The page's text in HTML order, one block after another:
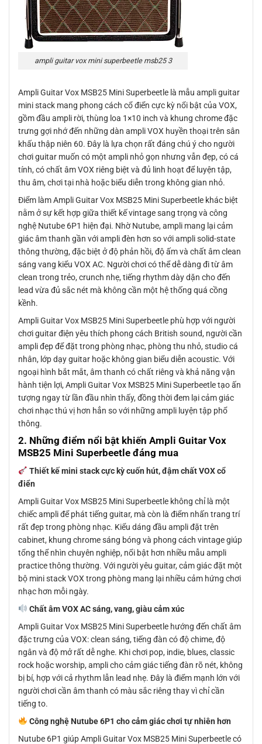
ampli guitar vox mini superbeetle msb25 3
Ampli Guitar Vox MSB25 Mini Superbeetle là mẫu ampli guitar
mini stack mang phong cách cổ điển cực kỳ nổi bật của VOX,
gồm đầu ampli rời, thùng loa 1×10 inch và khung chrome đặc
trưng gợi nhớ đến những dàn ampli VOX huyền thoại trên sân
khấu thập niên 60. Đây là lựa chọn rất đáng chú ý cho người
chơi guitar muốn có một ampli nhỏ gọn nhưng vẫn đẹp, có cá
tính, có chất âm VOX riêng biệt và đủ linh hoạt để luyện tập,
thu âm, chơi tại nhà hoặc biểu diễn trong không gian nhỏ.
Điểm làm Ampli Guitar Vox MSB25 Mini Superbeetle khác biệt
nằm ở sự kết hợp giữa thiết kế vintage sang trọng và công
nghệ Nutube 6P1 hiện đại. Nhờ Nutube, ampli mang lại cảm
giác âm thanh gần với ampli đèn hơn so với ampli solid-state
thông thường, đặc biệt ở độ phản hồi, độ ấm và chất âm clean
sáng vang kiểu VOX AC. Người chơi có thể dễ dàng đi từ âm
clean trong trẻo, crunch nhẹ, tiếng rhythm dày dặn cho đến
lead vừa đủ sắc nét mà không cần một hệ thống quá cồng
kềnh.
Ampli Guitar Vox MSB25 Mini Superbeetle phù hợp với người
chơi guitar điện yêu thích phong cách British sound, người cần
ampli đẹp để đặt trong phòng nhạc, phòng thu nhỏ, studio cá
nhân, lớp dạy guitar hoặc không gian biểu diễn acoustic. Với
ngoại hình bắt mắt, âm thanh có chất riêng và khả năng vận
hành tiện lợi, Ampli Guitar Vox MSB25 Mini Superbeetle tạo ấn
tượng ngay từ lần đầu nhìn thấy, đồng thời đem lại cảm giác
chơi nhạc thú vị hơn hẳn so với những ampli luyện tập phổ
thông.
2. Những điểm nổi bật khiến Ampli Guitar Vox
MSB25 Mini Superbeetle đáng mua
Thiết kế mini stack cực kỳ cuốn hút, đậm chất VOX cổ
điển
Ampli Guitar Vox MSB25 Mini Superbeetle không chỉ là một
chiếc ampli để phát tiếng guitar, mà còn là điểm nhấn trang trí
rất đẹp trong phòng nhạc. Kiểu dáng đầu ampli đặt trên
cabinet, khung chrome sáng bóng và phong cách vintage giúp
tổng thể nhìn chuyên nghiệp, nổi bật hơn nhiều mẫu ampli
practice thông thường. Với người yêu guitar, cảm giác đặt một
bộ mini stack VOX trong phòng mang lại nhiều cảm hứng chơi
nhạc hơn mỗi ngày.
Chất âm VOX AC sáng, vang, giàu cảm xúc
Ampli Guitar Vox MSB25 Mini Superbeetle hướng đến chất âm
đặc trưng của VOX: clean sáng, tiếng đàn có độ chime, độ
ngân và độ mở rất dễ nghe. Khi chơi pop, indie, blues, classic
rock hoặc worship, ampli cho cảm giác tiếng đàn rõ nét, không
bị bí, hợp với cả rhythm lẫn lead nhẹ. Đây là điểm mạnh lớn với
người chơi cần âm thanh có màu sắc riêng thay vì chỉ cần
tiếng to.
Công nghệ Nutube 6P1 cho cảm giác chơi tự nhiên hơn
Nutube 6P1 giúp Ampli Guitar Vox MSB25 Mini Superbeetle có